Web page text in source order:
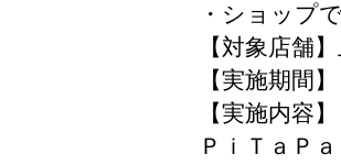
・ショップ
【対象店舗
【実施期間
【実施内容】
ＰｉＴａＰ